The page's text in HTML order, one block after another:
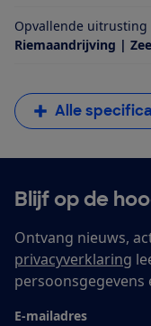
Opvallende uitrusting
Riemaandrijving |
Alle
Blijf op de
Ontvang nieuws,
privacyverklaring
persoonsgegevens
E-mailadres